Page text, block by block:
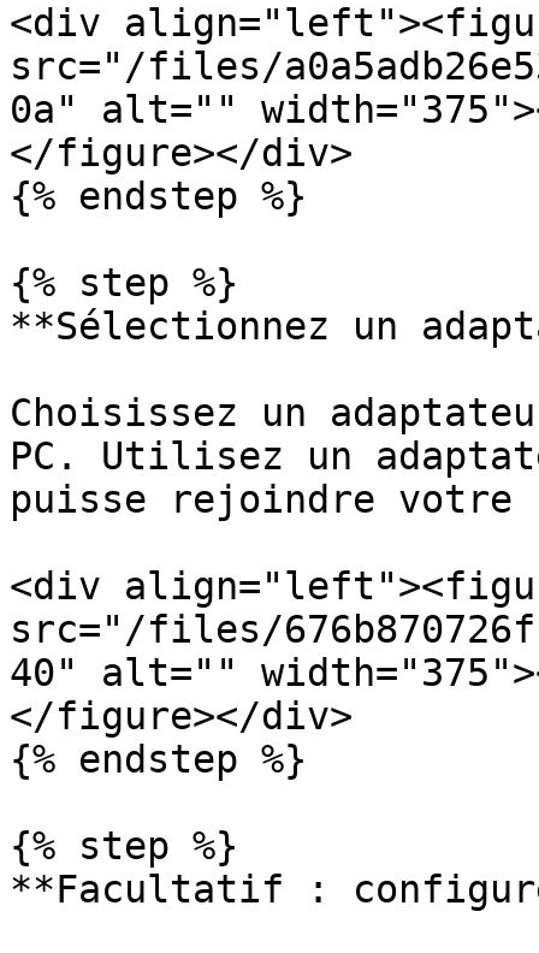
<div
src="/files/
0a" alt=""
</figure></div>
{% endstep %}
{% step %}
**Sélectionnez un
Choisissez un
PC. Utilisez un
puisse rejoindre votre
<div
src="/files/
40" alt=""
</figure></div>
{% endstep %}
{% step %}
**Facultatif :